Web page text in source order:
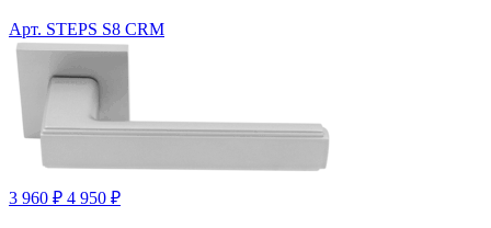
Арт. STEPS S8 CRM
3 960 ₽ 4 950 ₽